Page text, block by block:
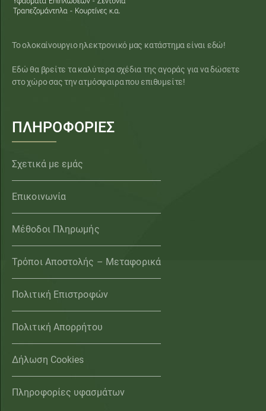
Το ολοκαίνουργιο ηλεκτρονικό μας κατάστημα είναι εδώ!
Εδώ θα βρείτε τα καλύτερα σχέδια της αγοράς για να δώσετε
στο χώρο σας την ατμόσφαιρα που επιθυμείτε!
ΠΛΗΡΟΦΟΡΙΕΣ
Σχετικά με εμάς
Επικοινωνία
Μέθοδοι Πληρωμής
Τρόποι Αποστολής – Μεταφορικά
Πολιτική Επιστροφών
Πολιτική Απορρήτου
Δήλωση Cookies
Πληροφορίες υφασμάτων